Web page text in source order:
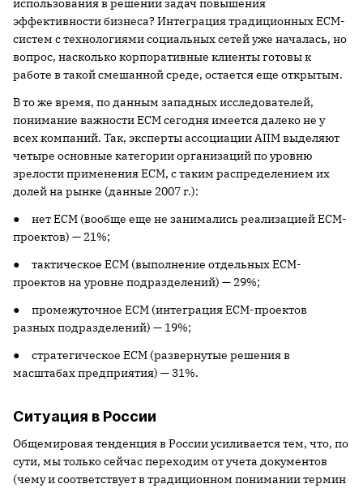
использования в решении задач повышения
эффективности бизнеса? Интеграция традиционных ECM-
систем с технологиями социальных сетей уже началась, но
вопрос, насколько корпоративные клиенты готовы к
работе в такой смешанной среде, остается еще открытым.
В то же время, по данным западных исследователей,
понимание важности ECM сегодня имеется далеко не у
всех компаний. Так, эксперты ассоциации AIIM выделяют
четыре основные категории организаций по уровню
зрелости применения ECM, с таким распределением их
долей на рынке (данные 2007 г.):
● нет ECM (вообще еще не занимались реализацией ECM-
проектов) — 21%;
● тактическое ECM (выполнение отдельных ECM-
проектов на уровне подразделений) — 29%;
● промежуточное ECM (интеграция ECM-проектов
разных подразделений) — 19%;
● стратегическое ECM (развернутые решения в
масштабах предприятия) — 31%.
Ситуация в России
Общемировая тенденция в России усиливается тем, что, по
сути, мы только сейчас переходим от учета документов
(чему и соответствует в традиционном понимании термин